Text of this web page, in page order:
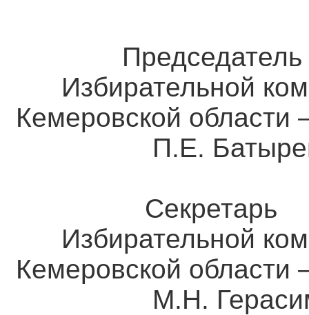
Председатель
Избирательной
Кемеровской
П.Е.
Секретарь
Избирательной
Кемеровской
М.Н.